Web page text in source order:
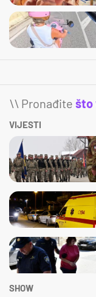
\\ Pronađite što
VIJESTI
SHOW